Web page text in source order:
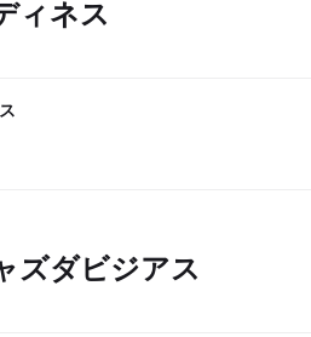
ィネス
ズダビジアス